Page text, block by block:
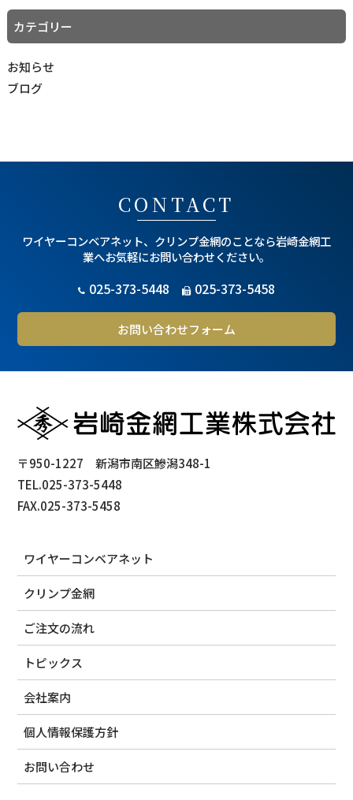
カテゴリー
お知らせ
ブログ
CONTACT
ワイヤーコンベアネット、クリンプ金網のことなら岩崎金網工
業へお気軽にお問い合わせください。
025-373-5448 025-373-5458
お問い合わせフォーム
〒950-1227 新潟市南区鰺潟348-1
TEL.025-373-5448
FAX.025-373-5458
ワイヤーコンベアネット
クリンプ金網
ご注文の流れ
トピックス
会社案内
個人情報保護方針
お問い合わせ